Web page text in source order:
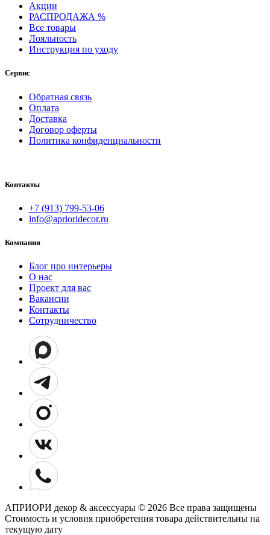
Акции
РАСПРОДАЖА %
Все товары
Лояльность
Инструкция по уходу
Сервис
Обратная связь
Оплата
Доставка
Договор оферты
Политика конфиденциальности
Контакты
+7 (913) 799-53-06
info@aprioridecor.ru
Компания
Блог про интерьеры
О нас
Проект для вас
Вакансии
Контакты
Сотрудничество
АПРИОРИ декор & аксессуары © 2026 Все права защищены
Cтоимость и условия приобретения товара действительны на
текущую дату